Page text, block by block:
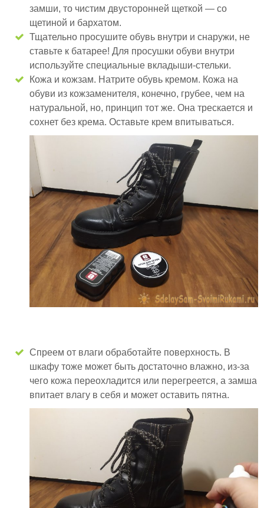
замши, то чистим двусторонней щеткой — со
щетиной и бархатом.
Тщательно просушите обувь внутри и снаружи, не
ставьте к батарее! Для просушки обуви внутри
используйте специальные вкладыши-стельки.
Кожа и кожзам. Натрите обувь кремом. Кожа на
обуви из кожзаменителя, конечно, грубее, чем на
натуральной, но, принцип тот же. Она трескается и
сохнет без крема. Оставьте крем впитываться.
Спреем от влаги обработайте поверхность. В
шкафу тоже может быть достаточно влажно, из-за
чего кожа переохладится или перегреется, а замша
впитает влагу в себя и может оставить пятна.